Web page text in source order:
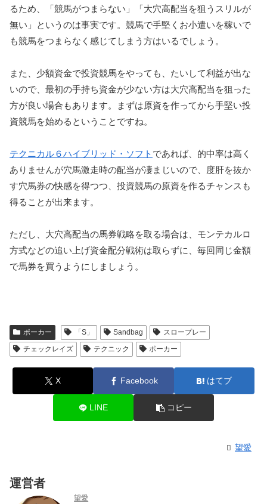
るため、「競馬がつまらない」「大穴高配当を狙うスリルが
無い」というのは事実です。競馬で手堅くお小遣いを稼いで
も競馬をつまらなく感じてしまう方はいるでしょう。
また、少額資金で投資競馬をやっても、たいして利益が出な
いので、最初の手持ち資金が少ない方は大穴高配当を狙った
方が良い場合もあります。まずは原資を作ってから手堅い投
資競馬を始めるということですね。
テクニカル６ハイブリッド・ソフト であれば、的中率は高く
ありませんが穴馬激走時の配当が凄まじいので、度肝を抜か
す穴馬券の快感を得つつ、投資競馬の原資を作るチャンスも
得ることが出来ます。
ただし、大穴高配当の馬券戦略を取る場合は、モンテカルロ
方式などの追い上げ資金配分戦術は取らずに、毎回同じ金額
で馬券を買うようにしましょう。
ポーカー 「S」 Sandbag
スロープレー
チェックレイズ
テクニック ポーカー
X Facebook はてブ
LINE コピー
望愛
運営者
望愛